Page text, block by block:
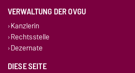
VERWALTUNG DER OVGU
Kanzlerin
Rechtsstelle
Dezernate
DIESE SEITE